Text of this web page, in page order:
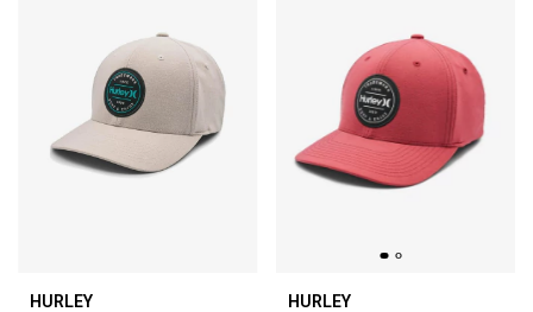
HURLEY
HURLEY